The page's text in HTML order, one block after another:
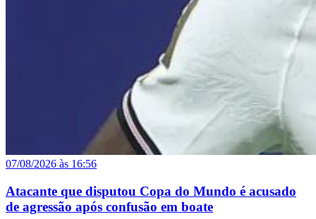
07/08/2026 às 16:56
Atacante que disputou Copa do Mundo é acusado
de agressão após confusão em boate